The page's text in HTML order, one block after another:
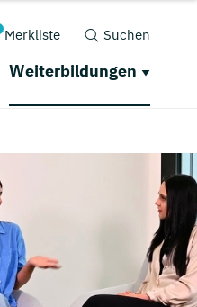
Merkliste Suchen
Weiterbildungen